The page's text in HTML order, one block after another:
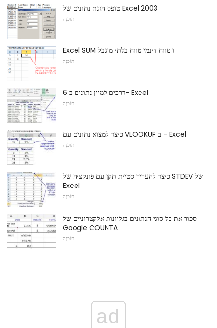
טופס הזנת נתונים של Excel 2003
תוֹכנָה
Excel SUM ו טווח דינמי טווח בלתי מוגבל
תוֹכנָה
6 דרכים למיין נתונים ב- Excel
תוֹכנָה
כיצד למצוא נתונים עם VLOOKUP ב - Excel
תוֹכנָה
כיצד להעריך סטיית תקן עם פונקציה של STDEV של
Excel
תוֹכנָה
ספור את כל סוגי הנתונים בגליונות אלקטרוניים של
Google COUNTA
תוֹכנָה
ad